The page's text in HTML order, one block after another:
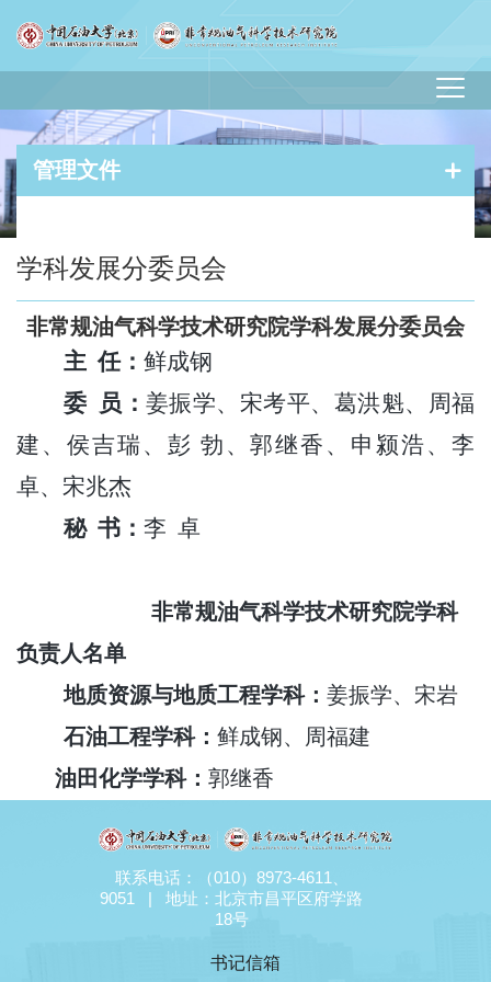
管理文件
您现在的位置：
学科发展分委员会
非常规油气科学技术研究院学科发展分委员会
主 任： 鲜成钢
委 员： 姜振学、宋考平、葛洪魁、周福
建、侯吉瑞、彭 勃、郭继香、申颍浩、李
卓、宋兆杰
秘 书： 李 卓
非常规油气科学技术研究院学科
负责人名单
地质资源与地质工程学科： 姜振学、宋岩
石油工程学科： 鲜成钢、周福建
油田化学学科： 郭继香
联系电话：（010）8973-4611、
9051 | 地址：北京市昌平区府学路
18号
书记信箱